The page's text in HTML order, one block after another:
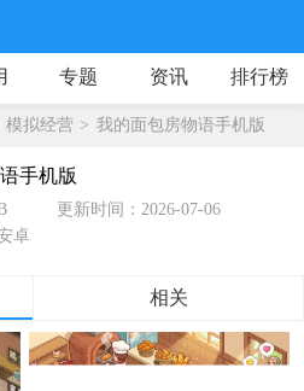
专题 资讯 排行榜
模拟经营 我的面包房物语手机版
手机版
更新时间：2026-07-06
卓
相关